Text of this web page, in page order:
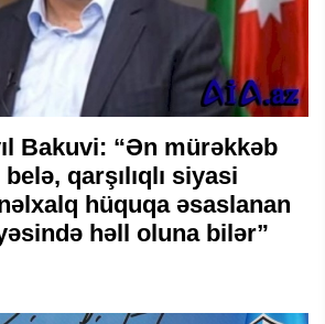
Bakuvi: “Ən mürəkkəb
qarşılıqlı siyasi
hüquqa əsaslanan
həll oluna bilər”